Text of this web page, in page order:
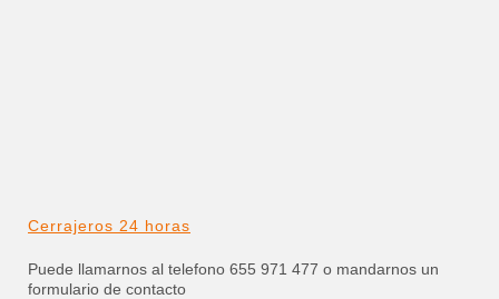
Cerrajeros 24 horas
Puede llamarnos al telefono 655 971 477 o mandarnos un
formulario de contacto